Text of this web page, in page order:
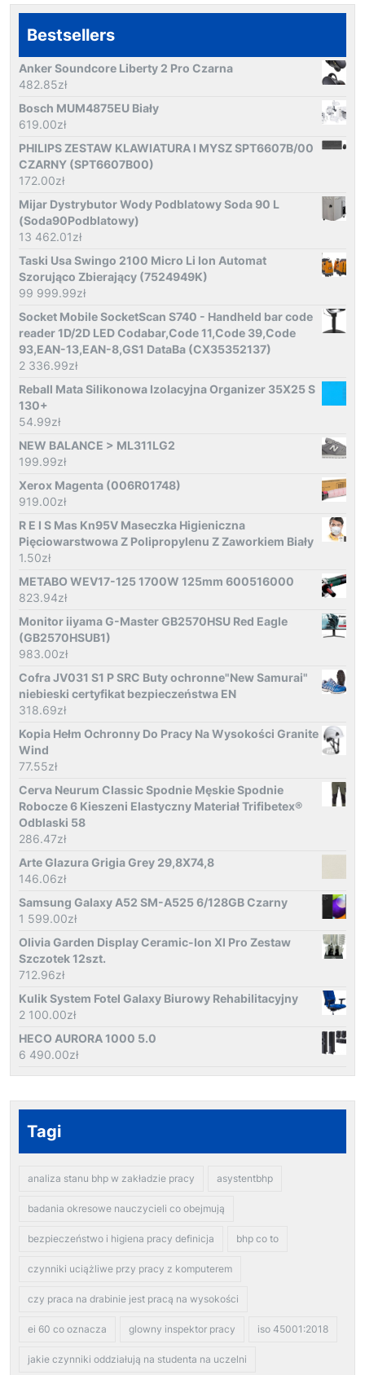
Bestsellers
Anker Soundcore Liberty 2 Pro Czarna
482.85zł
Bosch MUM4875EU Biały
619.00zł
PHILIPS ZESTAW KLAWIATURA I MYSZ SPT6607B/00
CZARNY (SPT6607B00)
172.00zł
Mijar Dystrybutor Wody Podblatowy Soda 90 L
(Soda90Podblatowy)
13 462.01zł
Taski Usa Swingo 2100 Μicro Li Ion Automat
Szorująco Zbierający (7524949K)
99 999.99zł
Socket Mobile SocketScan S740 - Handheld bar code
reader 1D/2D LED Codabar,Code 11,Code 39,Code
93,EAN-13,EAN-8,GS1 DataBa (CX35352137)
2 336.99zł
Reball Mata Silikonowa Izolacyjna Organizer 35X25 S
130+
54.99zł
NEW BALANCE > ML311LG2
199.99zł
Xerox Magenta (006R01748)
919.00zł
R E I S Mas Kn95V Maseczka Higieniczna
Pięciowarstwowa Z Polipropylenu Z Zaworkiem Biały
1.50zł
METABO WEV17-125 1700W 125mm 600516000
823.94zł
Monitor iiyama G-Master GB2570HSU Red Eagle
(GB2570HSUB1)
983.00zł
Cofra JV031 S1 P SRC Buty ochronne"New Samurai"
niebieski certyfikat bezpieczeństwa EN
318.69zł
Kopia Hełm Ochronny Do Pracy Na Wysokości Granite
Wind
77.55zł
Cerva Neurum Classic Spodnie Męskie Spodnie
Robocze 6 Kieszeni Elastyczny Materiał Trifibetex®
Odblaski 58
286.47zł
Arte Glazura Grigia Grey 29,8X74,8
146.06zł
Samsung Galaxy A52 SM-A525 6/128GB Czarny
1 599.00zł
Olivia Garden Display Ceramic-Ion Xl Pro Zestaw
Szczotek 12szt.
712.96zł
Kulik System Fotel Galaxy Biurowy Rehabilitacyjny
2 100.00zł
HECO AURORA 1000 5.0
6 490.00zł
Tagi
analiza stanu bhp w zakładzie pracy asystentbhp
badania okresowe nauczycieli co obejmują
bezpieczeństwo i higiena pracy definicja bhp co to
czynniki uciążliwe przy pracy z komputerem
czy praca na drabinie jest pracą na wysokości
ei 60 co oznacza glowny inspektor pracy iso 45001:2018
jakie czynniki oddziałują na studenta na uczelni